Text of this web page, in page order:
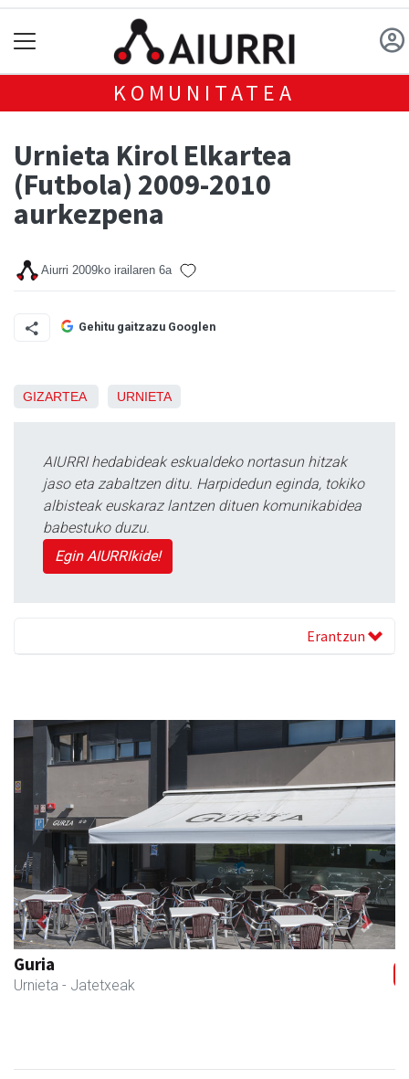
KOMUNITATEA
Urnieta Kirol Elkartea
(Futbola) 2009-2010
aurkezpena
Aiurri 2009ko irailaren 6a
Gehitu gaitzazu Googlen
GIZARTEA URNIETA
AIURRI hedabideak eskualdeko nortasun hitzak
jaso eta zabaltzen ditu. Harpidedun eginda, tokiko
albisteak euskaraz lantzen dituen komunikabidea
babestuko duzu.
Egin AIURRIkide!
Erantzun
Ikasmin ikasketa zentroa
Urnieta - Ikasketa zentroak
Previous Next